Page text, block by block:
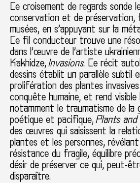
Ce croisement de regards sonde
conservation et de préservation,
musées, en s’appuyant sur la
Ce fil conducteur trouve une
dans l’œuvre de l’artiste
Kakhidze,Invasions. Ce récit
dessins établit un parallèle subtil
prolifération des plantes
conquête humaine, et rend visible
notamment le traumatisme de la
poétique et pacifique,Plants
des œuvres qui saisissent la
plantes et les personnes,
résistance du fragile, équilibre
désir de préserver ce qui, peut-
disparaître.